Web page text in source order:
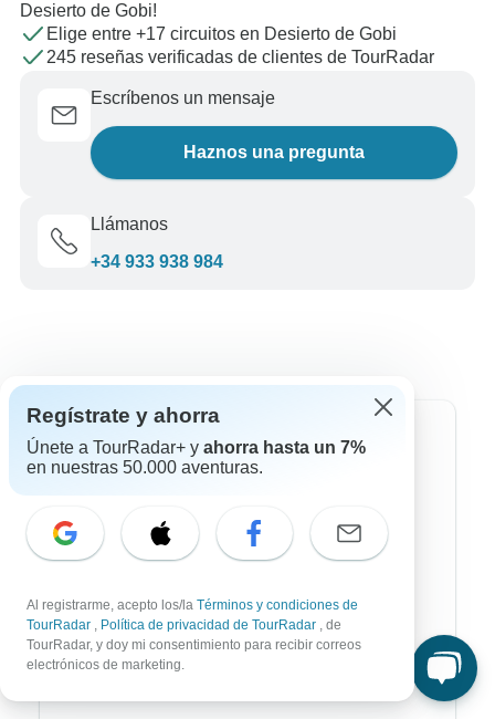
Desierto de Gobi!
Elige entre +17 circuitos en Desierto de Gobi
245 reseñas verificadas de clientes de TourRadar
Escríbenos un mensaje
Haznos una pregunta
Llámanos
+34 933 938 984
Destinos más populares
Asia
Europa
Latin América
Regístrate y ahorra
Únete a TourRadar+ y ahorra hasta un 7%
en nuestras 50.000 aventuras.
Al registrarme, acepto los/la Términos y condiciones de
TourRadar , Política de privacidad de TourRadar , de
TourRadar, y doy mi consentimiento para recibir correos
electrónicos de marketing.